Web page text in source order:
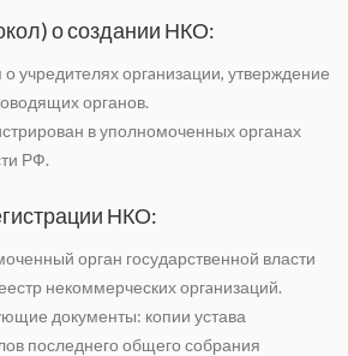
о создании НКО:
учредителях оргaнизации, утверждение
органов.
в уполномоченных органах
РФ.
НКО:
орган государственной власти
некоммерческих оргaнизаций.
документы: копии устава
последнего общего собрания